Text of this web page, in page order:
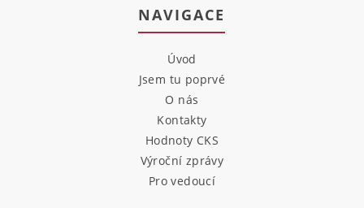
NAVIGACE
Úvod
Jsem tu poprvé
O nás
Kontakty
Hodnoty CKS
Výroční zprávy
Pro vedoucí